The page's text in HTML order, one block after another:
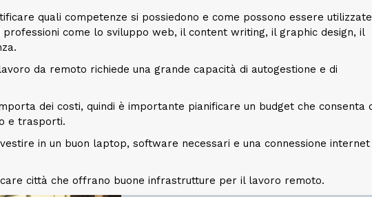
quali competenze si possiedono e come possono essere
come lo sviluppo web, il content writing, il graphic design, il
da remoto richiede una grande capacità di autogestione e di
dei costi, quindi è importante pianificare un budget che consenta
e trasporti.
in un buon laptop, software necessari e una connessione internet
città che offrano buone infrastrutture per il lavoro remoto.